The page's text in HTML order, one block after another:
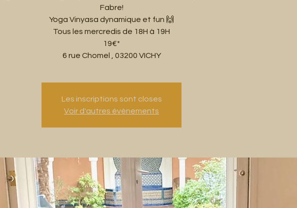
Fabre!
Yoga Vinyasa dynamique et fun 🙌
Tous les mercredis de 18H à 19H
19€*
6 rue Chomel , 03200 VICHY
Les inscriptions sont closes
Voir d'autres événements